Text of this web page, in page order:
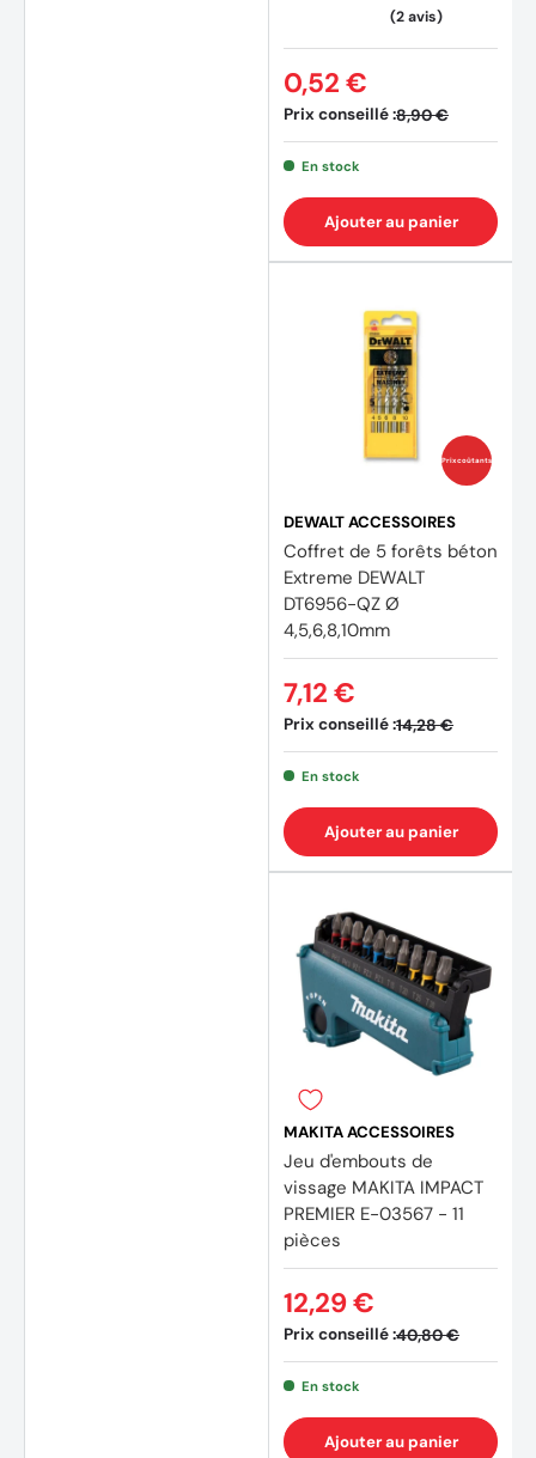
(4
(3
Prix conseillé :8,90 €
0,52 €
En stock
Ajouter au panier
Prix coûtants
DEWALT ACCESSOIRES
Coffret de 5 forêts béton
Extreme DEWALT
DT6956-QZ Ø
4,5,6,8,10mm
Prix conseillé :14,28 €
7,12 €
En stock
Ajouter au panier
MAKITA ACCESSOIRES
Jeu d'embouts de
vissage MAKITA IMPACT
PREMIER E-03567 - 11
pièces
Prix conseillé :40,80 €
12,29 €
En stock
Ajouter au panier